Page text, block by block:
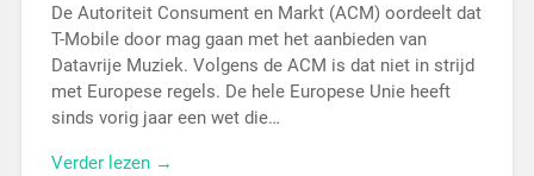
De Autoriteit Consument en Markt (ACM) oordeelt dat
T-Mobile door mag gaan met het aanbieden van
Datavrije Muziek. Volgens de ACM is dat niet in strijd
met Europese regels. De hele Europese Unie heeft
sinds vorig jaar een wet die…
Verder lezen →